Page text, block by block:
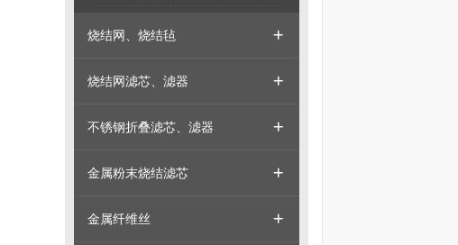
烧结网、烧结毡
烧结网滤芯、滤器
不锈钢折叠滤芯、滤器
金属粉末烧结滤芯
金属纤维丝